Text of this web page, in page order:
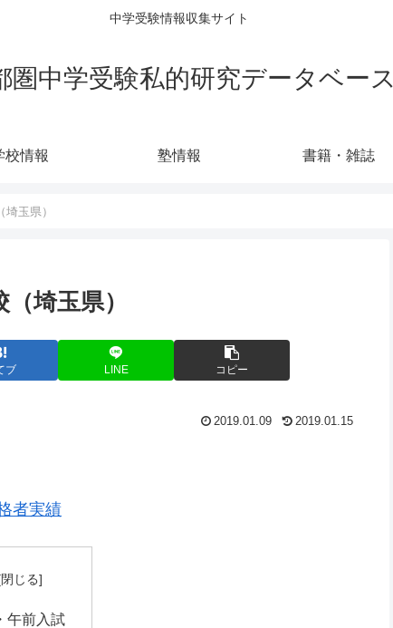
中学受験情報収集サイト
圏中学受験私的研究データベース
校情報 塾情報 書籍・雑誌
玉県）
埼玉県）
ブ LINE コピー
2019.01.09 2019.01.15
者実績
午前入試